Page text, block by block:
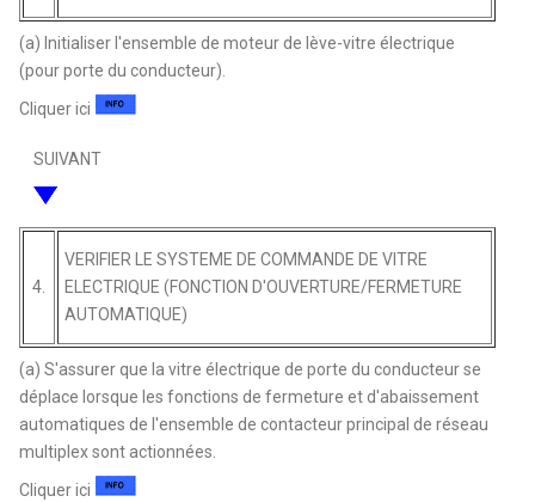
(a) Initialiser l'ensemble de moteur de lève-vitre électrique
(pour porte du conducteur).
Cliquer ici
SUIVANT
4.
VERIFIER LE SYSTEME DE COMMANDE DE VITRE
ELECTRIQUE (FONCTION D'OUVERTURE/FERMETURE
AUTOMATIQUE)
(a) S'assurer que la vitre électrique de porte du conducteur se
déplace lorsque les fonctions de fermeture et d'abaissement
automatiques de l'ensemble de contacteur principal de réseau
multiplex sont actionnées.
Cliquer ici